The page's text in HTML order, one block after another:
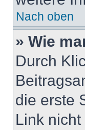
Nach oben
» Wie
Durch
die erste
Link